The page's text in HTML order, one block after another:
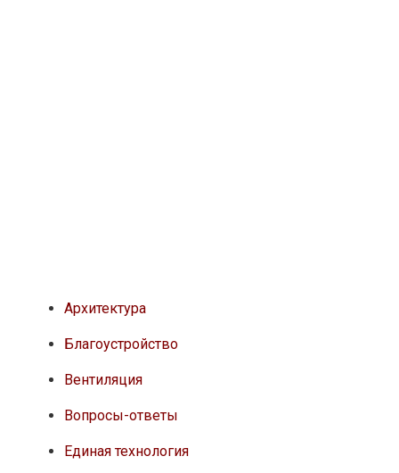
Архитектура
Благоустройство
Вентиляция
Вопросы-ответы
Единая технология